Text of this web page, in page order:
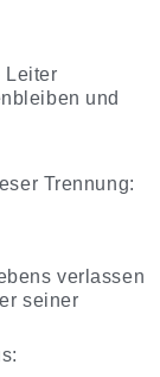
Leiter
und
Trennung:
verlassen
seiner